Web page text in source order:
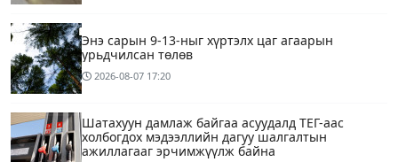
Энэ сарын 9-13-ныг хүртэлх цаг агаарын
урьдчилсан төлөв
2026-08-07 17:20
Шатахуун дамлаж байгаа асуудалд ТЕГ-аас
холбогдох мэдээллийн дагуу шалгалтын
ажиллагааг эрчимжүүлж байна